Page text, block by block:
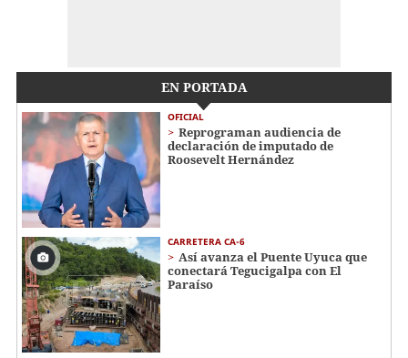
EN PORTADA
OFICIAL
Reprograman audiencia de
declaración de imputado de
Roosevelt Hernández
CARRETERA CA-6
Así avanza el Puente Uyuca que
conectará Tegucigalpa con El
Paraíso